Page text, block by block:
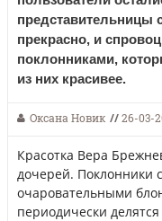
представительницы
прекрасно, и
поклонниками,
из них красивее.
Оксана Новик //26-03-
Красотка Вера
дочерей. Поклонники
очаровательными
периодически